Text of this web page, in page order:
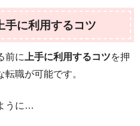
手に利用するコツ
前に 上手に利用するコツを押
職が可能です。
うに…